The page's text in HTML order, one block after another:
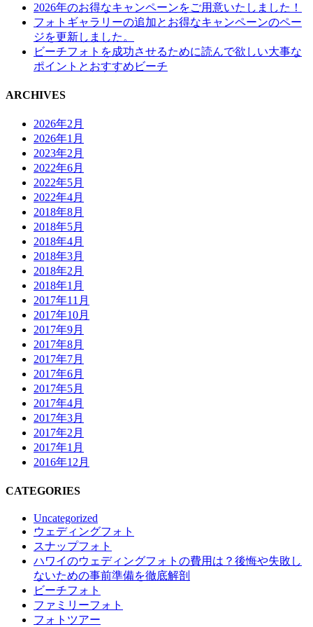
2026年のお得なキャンペーンをご用意いたしました！
フォトギャラリーの追加とお得なキャンペーンのペー
ジを更新しました。
ビーチフォトを成功させるために読んで欲しい大事な
ポイントとおすすめビーチ
ARCHIVES
2026年2月
2026年1月
2023年2月
2022年6月
2022年5月
2022年4月
2018年8月
2018年5月
2018年4月
2018年3月
2018年2月
2018年1月
2017年11月
2017年10月
2017年9月
2017年8月
2017年7月
2017年6月
2017年5月
2017年4月
2017年3月
2017年2月
2017年1月
2016年12月
CATEGORIES
Uncategorized
ウェディングフォト
スナップフォト
ハワイのウェディングフォトの費用は？後悔や失敗し
ないための事前準備を徹底解剖
ビーチフォト
ファミリーフォト
フォトツアー